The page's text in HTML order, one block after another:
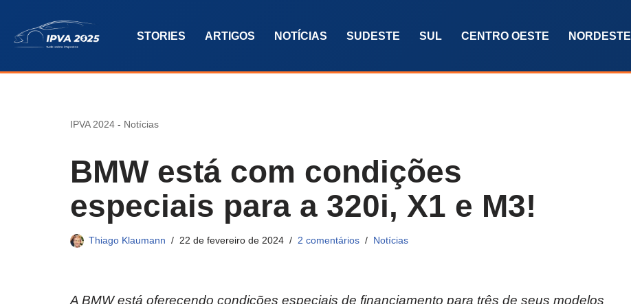
Pular
o
STORIES ARTIGOS NOTÍCIAS SUDESTE SUL CENTRO OESTE NORDESTE
IPVA 2024 - Notícias
BMW está com condições
especiais para a 320i, X1 e M3!
Thiago Klaumann 22 de fevereiro de 2024 2 comentários Notícias
A BMW está oferecendo condições especiais de financiamento para três de seus modelos